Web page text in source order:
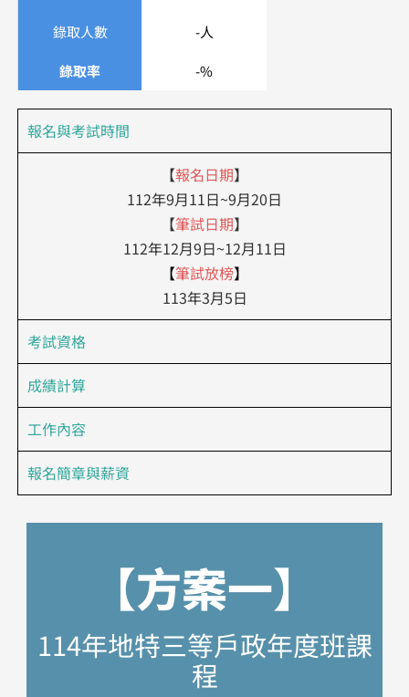
錄取人數 -人
錄取率 -%
報名與考試時間
【報名日期】
112年9月11日~9月20日
【筆試日期】
112年12月9日~12月11日
【筆試放榜】
113年3月5日
考試資格
成績計算
工作內容
報名簡章與薪資
【方案一】
114年地特三等戶政年度班課
程